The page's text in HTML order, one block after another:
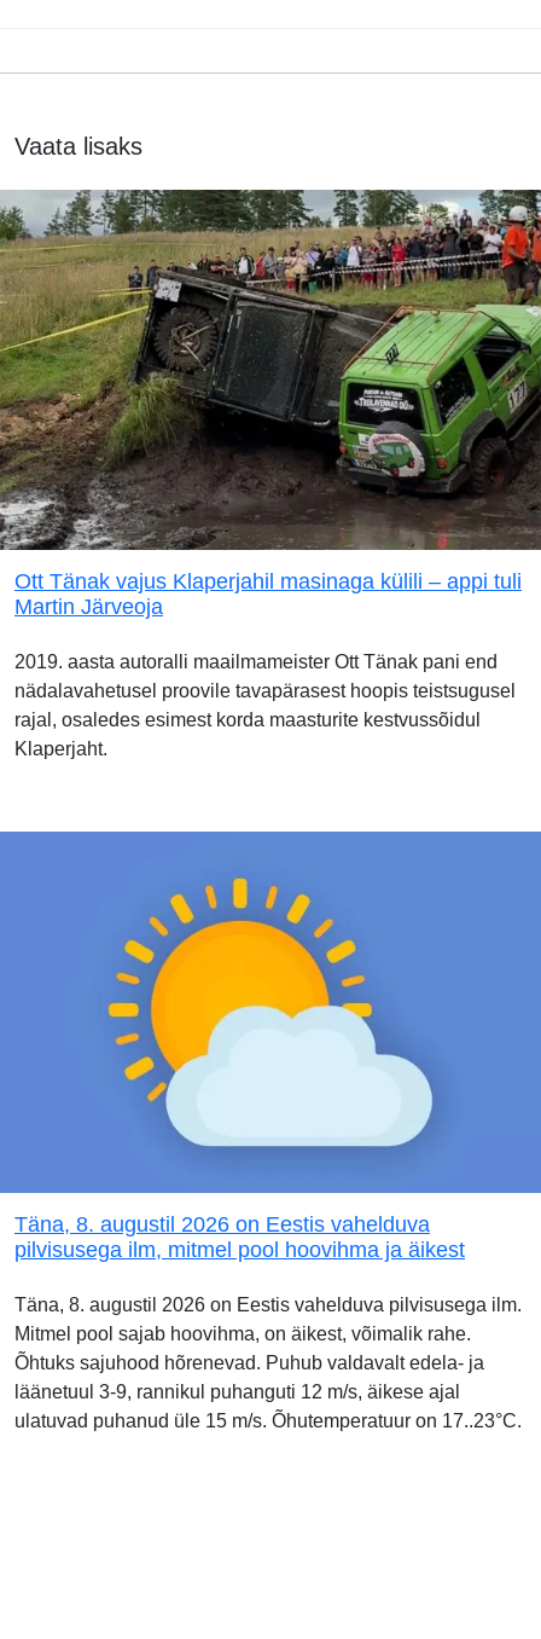
Vaata lisaks
Ott Tänak vajus Klaperjahil masinaga külili – appi tuli
Martin Järveoja
2019. aasta autoralli maailmameister Ott Tänak pani end
nädalavahetusel proovile tavapärasest hoopis teistsugusel
rajal, osaledes esimest korda maasturite kestvussõidul
Klaperjaht.
Täna, 8. augustil 2026 on Eestis vahelduva
pilvisusega ilm, mitmel pool hoovihma ja äikest
Täna, 8. augustil 2026 on Eestis vahelduva pilvisusega ilm.
Mitmel pool sajab hoovihma, on äikest, võimalik rahe.
Õhtuks sajuhood hõrenevad. Puhub valdavalt edela- ja
läänetuul 3-9, rannikul puhanguti 12 m/s, äikese ajal
ulatuvad puhanud üle 15 m/s. Õhutemperatuur on 17..23°C.